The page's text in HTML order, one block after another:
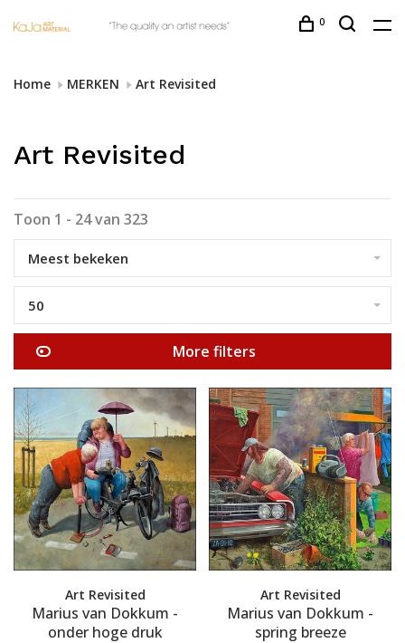
0
Home MERKEN Art Revisited
Art Revisited
Toon 1 - 24 van 323
Meest bekeken
50
More filters
Art Revisited
Marius van Dokkum -
onder hoge druk
Art Revisited
Marius van Dokkum -
spring breeze